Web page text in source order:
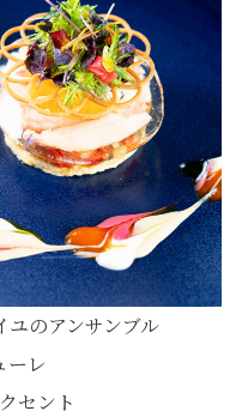
ユのアンサンブル
ーレ
セント